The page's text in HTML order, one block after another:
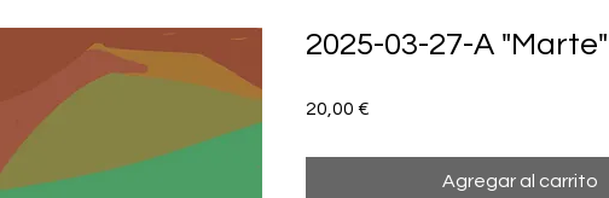
2025-03-27-A "Marte"
20,00 €
Agregar al carrito